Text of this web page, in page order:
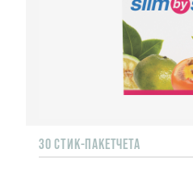
30 СТИК-ПАКЕТЧЕТА